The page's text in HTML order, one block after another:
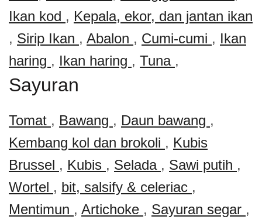
Ikan kod , Kepala, ekor, dan jantan ikan
, Sirip Ikan , Abalon , Cumi-cumi , Ikan
haring , Ikan haring , Tuna ,
Sayuran
Tomat , Bawang , Daun bawang ,
Kembang kol dan brokoli , Kubis
Brussel , Kubis , Selada , Sawi putih ,
Wortel , bit, salsify & celeriac ,
Mentimun , Artichoke , Sayuran segar ,